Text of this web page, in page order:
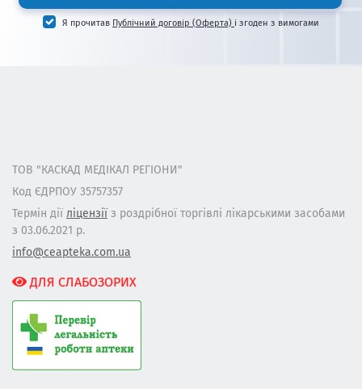
Я прочитав Публічний договір (Оферта) і згоден з вимогами
ТОВ "КАСКАД МЕДІКАЛ РЕГІОНИ"
Код ЄДРПОУ 35757357
Термін дії ліцензії з роздрібної торгівлі лікарськими засобами
з 03.06.2021 р.
info@ceapteka.com.ua
ДЛЯ СЛАБОЗОРИХ